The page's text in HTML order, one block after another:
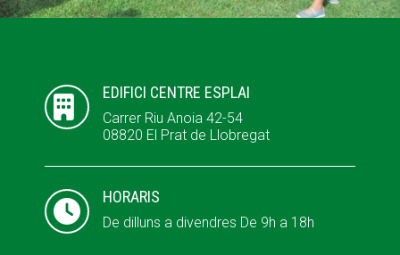

EDIFICI CENTRE ESPLAI
Carrer Riu Anoia 42-54
08820 El Prat de Llobregat

HORARIS
De dilluns a divendres De 9h a 18h
ESPLAIS
SUPORT TERCER SECTOR
ESPLAIS
SUPORT TERCER SECTOR